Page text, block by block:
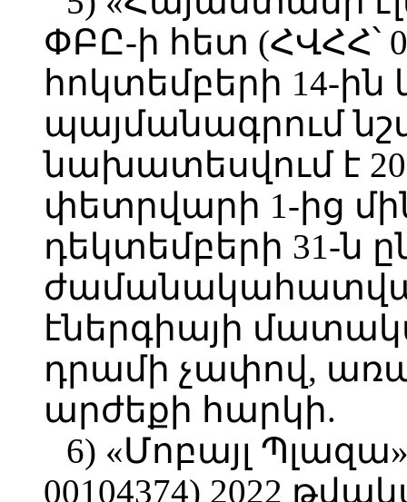
ՓԲԸ-ի հետ (ՀՎՀՀ՝
հոկտեմբերի 14-ին
պայմանագրում
նախատեսվում է
փետրվարի 1-ից
դեկտեմբերի 31-ն
էներգիայի
դրամի չափով,
արժեքի հարկի.
6) «Մոբայլ
00104374) 2022